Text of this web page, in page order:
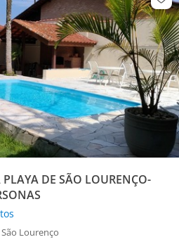
DE SÃO LOURENÇO-
Lourenço